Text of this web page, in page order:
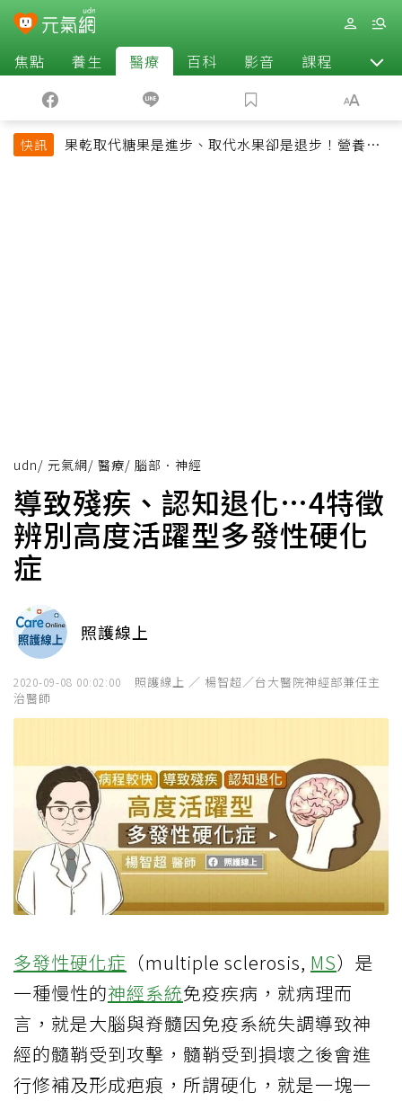
焦點 養生 醫療 百科 影音 課程 退休
快訊
果乾取代糖果是進步、取代水果卻是退步！營養師
udn/ 元氣網/ 醫療/ 腦部．神經
導致殘疾、認知退化…4特徵
辨別高度活躍型多發性硬化
症
照護線上
2020-09-08 00:02:00
照護線上 ／ 楊智超／台大醫院神經部兼任主
治醫師
多發性硬化症 （multiple sclerosis, MS）是
一種慢性的神經系統免疫疾病，就病理而
言，就是大腦與脊髓因免疫系統失調導致神
經的髓鞘受到攻擊，髓鞘受到損壞之後會進
行修補及形成疤痕，所謂硬化，就是一塊一